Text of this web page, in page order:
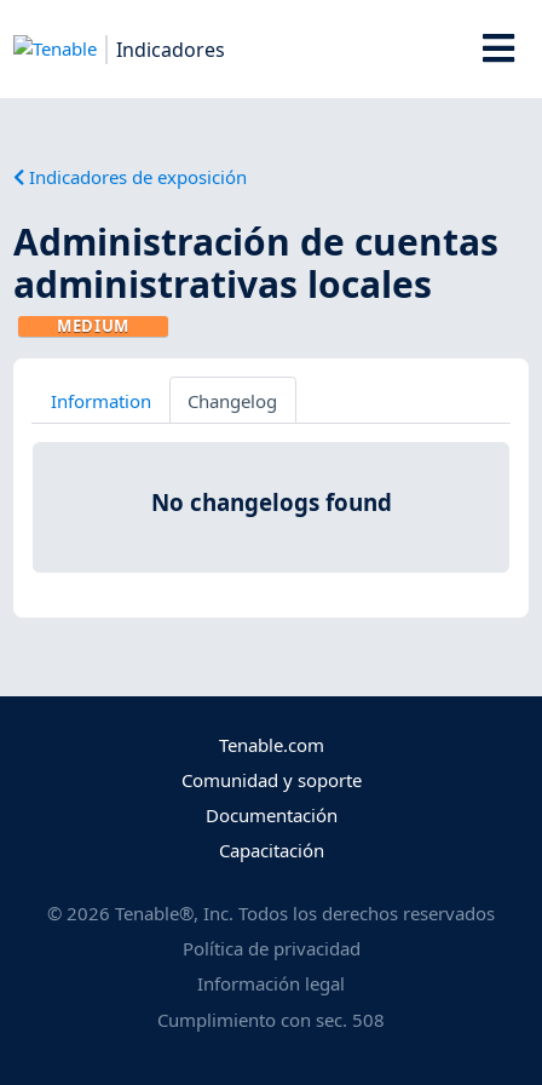
Indicadores
Indicadores de exposición
Administración de cuentas
administrativas locales
MEDIUM
Information Changelog
No changelogs found
Tenable.com
Comunidad y soporte
Documentación
Capacitación
© 2026 Tenable®, Inc. Todos los derechos reservados
Política de privacidad
Información legal
Cumplimiento con sec. 508